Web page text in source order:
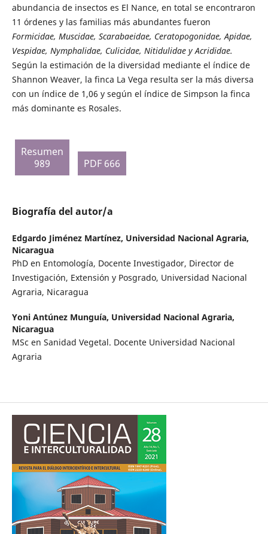
abundancia de insectos es El Nance, en total se encontraron
11 órdenes y las familias más abundantes fueron
Formicidae, Muscidae, Scarabaeidae, Ceratopogonidae, Apidae,
Vespidae, Nymphalidae, Culicidae, Nitidulidae y Acrididae.
Según la estimación de la diversidad mediante el índice de
Shannon Weaver, la finca La Vega resulta ser la más diversa
con un índice de 1,06 y según el índice de Simpson la finca
más dominante es Rosales.
Resumen
989
PDF 666
Biografía del autor/a
Edgardo Jiménez Martínez, Universidad Nacional Agraria,
Nicaragua
PhD en Entomología, Docente Investigador, Director de
Investigación, Extensión y Posgrado, Universidad Nacional
Agraria, Nicaragua
Yoni Antúnez Munguía, Universidad Nacional Agraria,
Nicaragua
MSc en Sanidad Vegetal. Docente Universidad Nacional
Agraria